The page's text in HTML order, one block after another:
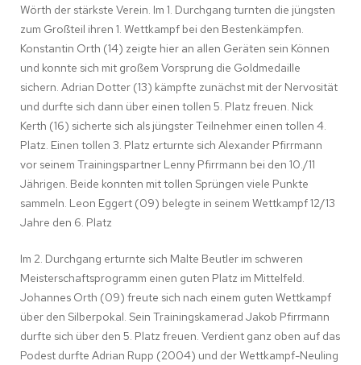
Wörth der stärkste Verein. Im 1. Durchgang turnten die jüngsten
zum Großteil ihren 1. Wettkampf bei den Bestenkämpfen.
Konstantin Orth (14) zeigte hier an allen Geräten sein Können
und konnte sich mit großem Vorsprung die Goldmedaille
sichern. Adrian Dotter (13) kämpfte zunächst mit der Nervosität
und durfte sich dann über einen tollen 5. Platz freuen. Nick
Kerth (16) sicherte sich als jüngster Teilnehmer einen tollen 4.
Platz. Einen tollen 3. Platz erturnte sich Alexander Pfirrmann
vor seinem Trainingspartner Lenny Pfirrmann bei den 10./11
Jährigen. Beide konnten mit tollen Sprüngen viele Punkte
sammeln. Leon Eggert (09) belegte in seinem Wettkampf 12/13
Jahre den 6. Platz
Im 2. Durchgang erturnte sich Malte Beutler im schweren
Meisterschaftsprogramm einen guten Platz im Mittelfeld.
Johannes Orth (09) freute sich nach einem guten Wettkampf
über den Silberpokal. Sein Trainingskamerad Jakob Pfirrmann
durfte sich über den 5. Platz freuen. Verdient ganz oben auf das
Podest durfte Adrian Rupp (2004) und der Wettkampf-Neuling